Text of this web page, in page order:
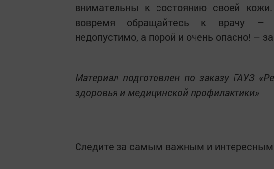
внимательны к состоянию своей
вовремя обращайтесь к врачу –
недопустимо, а порой и очень опасно! –
Материал подготовлен по заказу ГАУЗ
здоровья и медицинской профилактики»
Следите за самым важным и интересным